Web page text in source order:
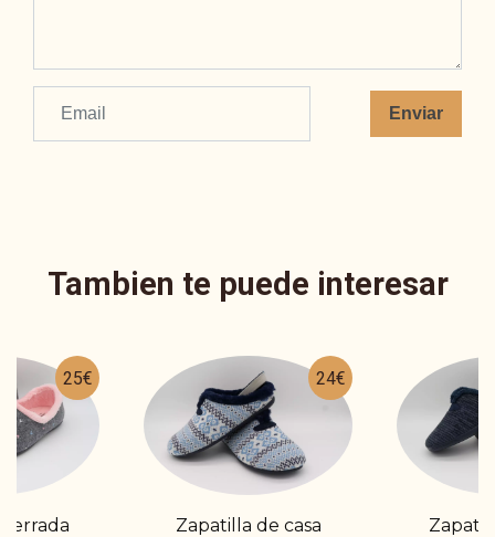
Enviar
Tambien te puede interesar
25€ 24€
Zapatilla de casa